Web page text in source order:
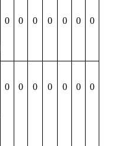
0 0 0 0 0 0 0
0 0 0 0 0 0 0